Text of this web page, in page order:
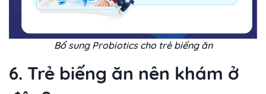
Bổ sung Probiotics cho trẻ biếng ăn
6. Trẻ biếng ăn nên khám ở